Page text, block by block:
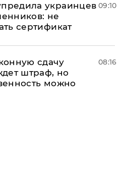
украинцев
не
сертификат
09:10
сдачу
штраф, но
можно
08:16